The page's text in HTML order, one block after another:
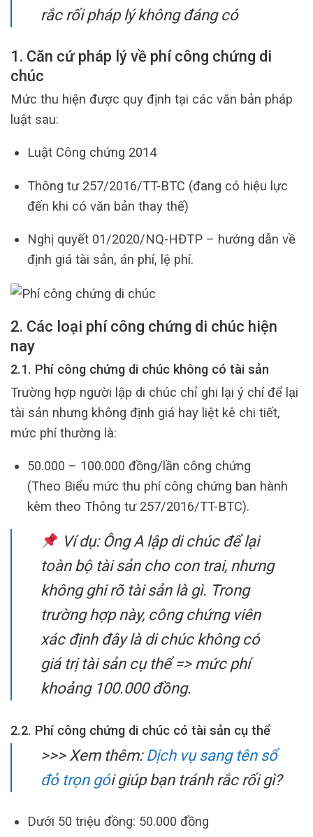
rắc rối pháp lý không đáng có
1. Căn cứ pháp lý về phí công chứng di
chúc
Mức thu hiện được quy định tại các văn bản pháp
luật sau:
Luật Công chứng 2014
Thông tư 257/2016/TT-BTC (đang có hiệu lực
đến khi có văn bản thay thế)
Nghị quyết 01/2020/NQ-HĐTP – hướng dẫn về
định giá tài sản, án phí, lệ phí.
2. Các loại phí công chứng di chúc hiện
nay
2.1. Phí công chứng di chúc không có tài sản
Trường hợp người lập di chúc chỉ ghi lại ý chí để lại
tài sản nhưng không định giá hay liệt kê chi tiết,
mức phí thường là:
50.000 – 100.000 đồng/lần công chứng
(Theo Biểu mức thu phí công chứng ban hành
kèm theo Thông tư 257/2016/TT-BTC).
Ví dụ: Ông A lập di chúc để lại
toàn bộ tài sản cho con trai, nhưng
không ghi rõ tài sản là gì. Trong
trường hợp này, công chứng viên
xác định đây là di chúc không có
giá trị tài sản cụ thể => mức phí
khoảng 100.000 đồng.
2.2. Phí công chứng di chúc có tài sản cụ thể
>>> Xem thêm: Dịch vụ sang tên sổ
đỏ trọn gói giúp bạn tránh rắc rối gì?
Dưới 50 triệu đồng: 50.000 đồng